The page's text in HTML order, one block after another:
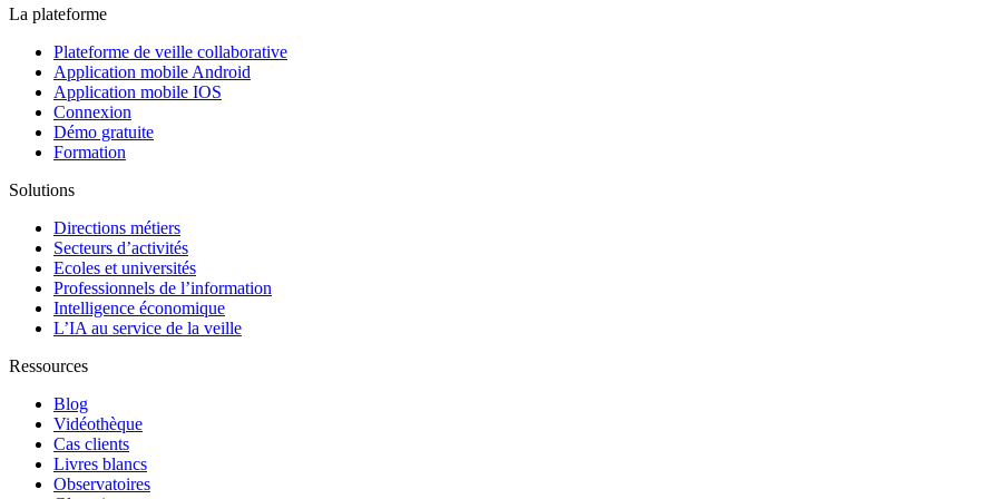
La plateforme
Plateforme de veille collaborative
Application mobile Android
Application mobile IOS
Connexion
Démo gratuite
Formation
Solutions
Directions métiers
Secteurs d’activités
Ecoles et universités
Professionnels de l’information
Intelligence économique
L’IA au service de la veille
Ressources
Blog
Vidéothèque
Cas clients
Livres blancs
Observatoires